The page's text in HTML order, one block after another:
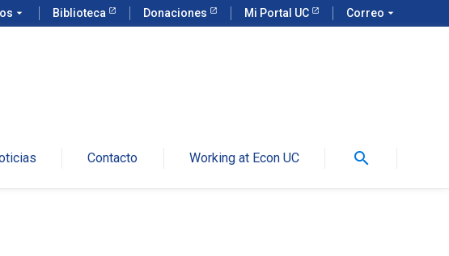
arrow_drop_down Biblioteca Donaciones Mi Portal UC Correo arrow_drop_down
Contacto Working at Econ UC search